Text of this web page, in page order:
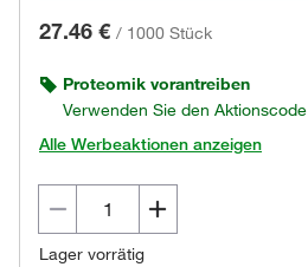
27.46 € / 1000 Stück
Proteomik vorantreiben
Verwenden Sie den Aktionscode
Alle Werbeaktionen anzeigen
Lager vorrätig